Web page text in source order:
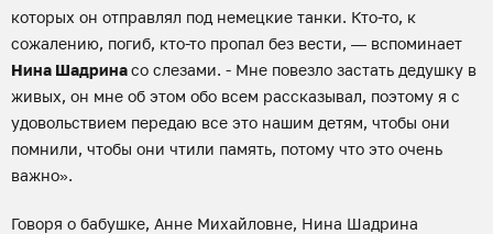
которых он отправлял под немецкие танки. Кто-то, к
сожалению, погиб, кто-то пропал без вести, — вспоминает
Нина Шадринасо слезами. - Мне повезло застать дедушку в
живых, он мне об этом обо всем рассказывал, поэтому я с
удовольствием передаю все это нашим детям, чтобы они
помнили, чтобы они чтили память, потому что это очень
важно».
Говоря о бабушке, Анне Михайловне, Нина Шадрина